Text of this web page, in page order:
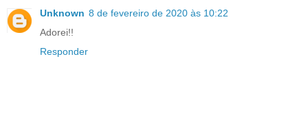
Unknown 8 de fevereiro de 2020 às 10:22
Adorei!!
Responder